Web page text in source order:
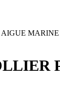
AIGUE MARINE